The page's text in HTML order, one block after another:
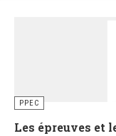
PPEC
Les épreuves et